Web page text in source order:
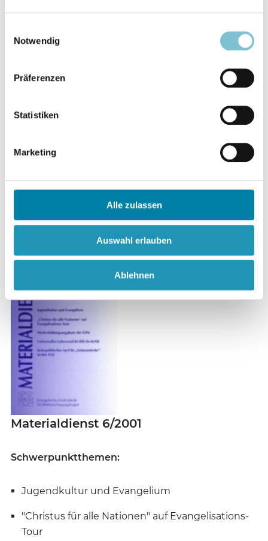
Notwendig
Präferenzen
Statistiken
Marketing
Alle zulassen
Auswahl erlauben
Ablehnen
Konfliktfeld Bioethik - Gibt es komplementäre
Neuzeit
Download 17,05 MB
Materialdienst 6/2001
Schwerpunktthemen:
Jugendkultur und Evangelium
"Christus für alle Nationen" auf Evangelisations-
Tour